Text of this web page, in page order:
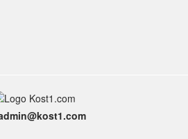
@kost1.com